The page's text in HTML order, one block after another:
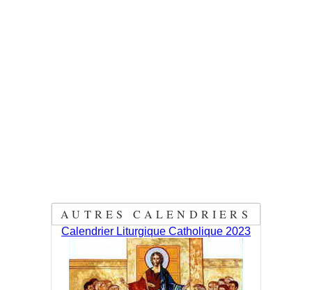
AUTRES CALENDRIERS
Calendrier Liturgique Catholique 2023